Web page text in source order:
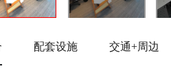
配套设施 交通+周边